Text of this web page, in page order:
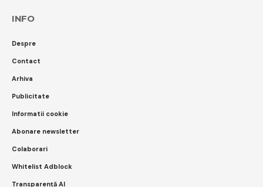
INFO
Despre
Contact
Arhiva
Publicitate
Informatii cookie
Abonare newsletter
Colaborari
Whitelist Adblock
Transparență AI